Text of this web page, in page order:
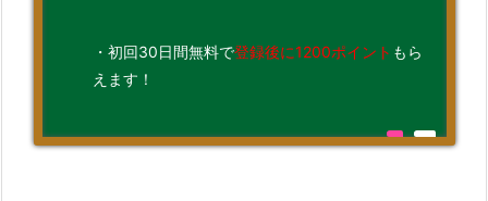
・初回30日間無料で登録後に1200ポイント もら
えます！